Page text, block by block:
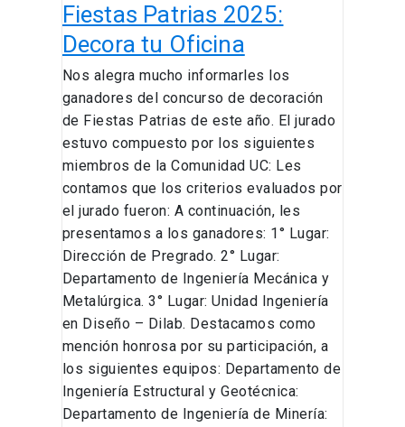
Fiestas Patrias 2025:
Decora tu Oficina
Nos alegra mucho informarles los
ganadores del concurso de decoración
de Fiestas Patrias de este año. El jurado
estuvo compuesto por los siguientes
miembros de la Comunidad UC: Les
contamos que los criterios evaluados por
el jurado fueron: A continuación, les
presentamos a los ganadores: 1° Lugar:
Dirección de Pregrado. 2° Lugar:
Departamento de Ingeniería Mecánica y
Metalúrgica. 3° Lugar: Unidad Ingeniería
en Diseño – Dilab. Destacamos como
mención honrosa por su participación, a
los siguientes equipos: Departamento de
Ingeniería Estructural y Geotécnica:
Departamento de Ingeniería de Minería: